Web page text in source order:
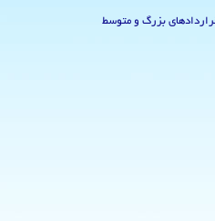
بزرگ و متوسط